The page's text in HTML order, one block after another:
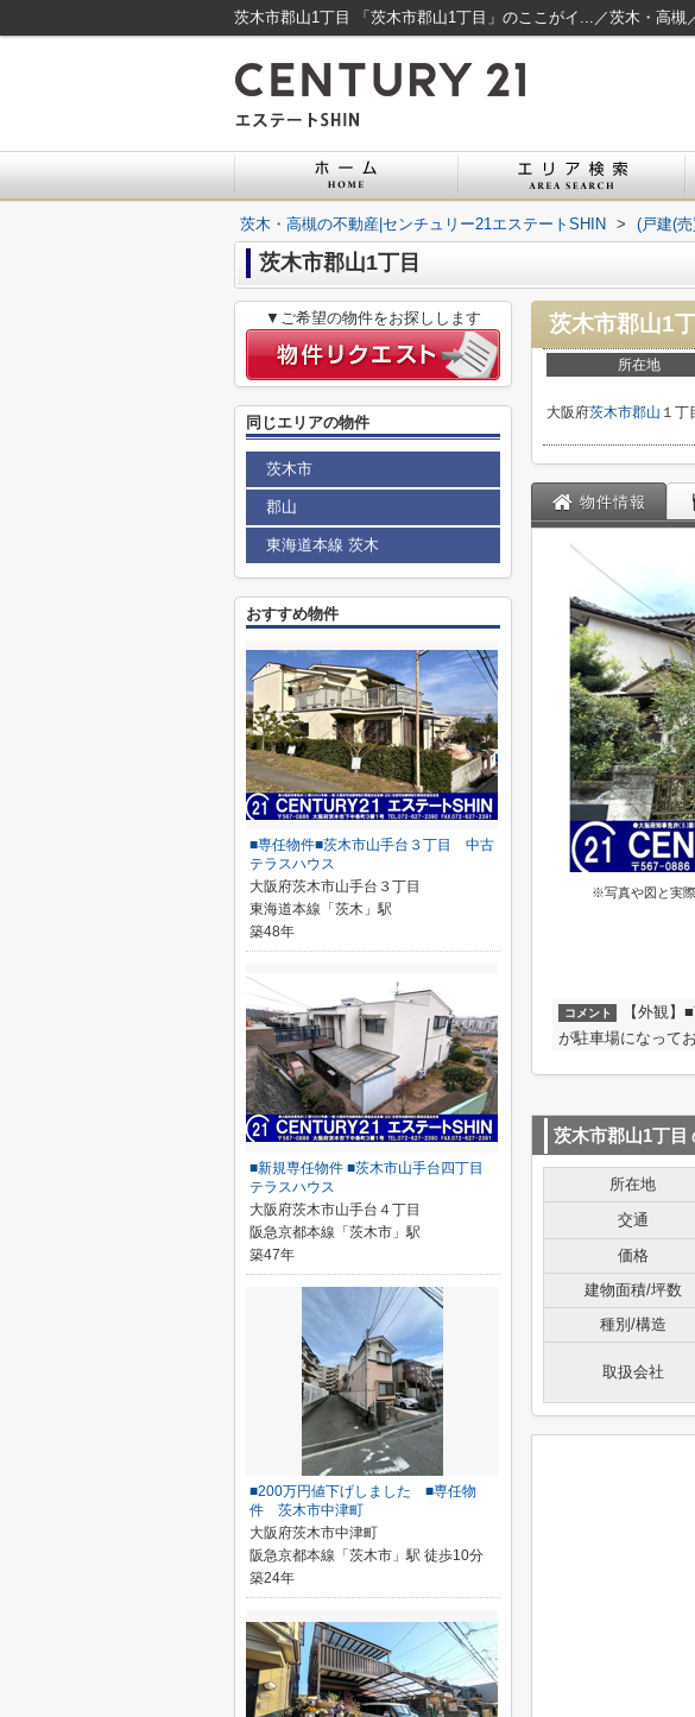
茨木市郡山1丁目 「茨木市郡山1丁目」のここがイ...／茨木・高槻
茨木・高槻の不動産|センチュリー21エステートSHIN > (戸建(
茨木市郡山1丁目
茨木市郡山1
所在地
大阪府茨木市郡山 １丁
物件情報
※写真や図と実
コメント
【外観
が駐車場になって
茨木市郡山1丁目
所在地
交通
価格
建物面積/坪数
種別/構造
取扱会社
▼ご希望の物件をお探しします
同じエリアの物件
茨木市
郡山
東海道本線 茨木
おすすめ物件
■専任物件■茨木市山手台３丁目 中古
テラスハウス
大阪府茨木市山手台３丁目
東海道本線「茨木」駅
築48年
■新規専任物件 ■茨木市山手台四丁目
テラスハウス
大阪府茨木市山手台４丁目
阪急京都本線「茨木市」駅
築47年
■200万円値下げしました ■専任物
件 茨木市中津町
大阪府茨木市中津町
阪急京都本線「茨木市」駅 徒歩10分
築24年